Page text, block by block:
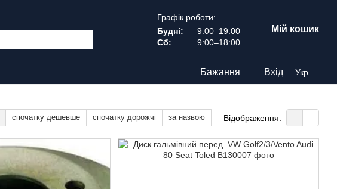
Графік роботи:
Будні:
9:00–19:00
Сб:
9:00–18:00
Мій кошик
Бажання Вхід Укр
спочатку дешевше спочатку дорожчі за назвою Відображення: